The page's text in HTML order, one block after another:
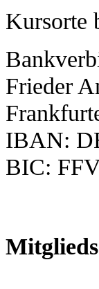
Kursorte
Frieder
IBAN:
BIC: